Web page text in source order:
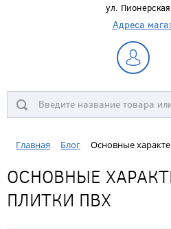
ул.
Адреса
Главная Блог Основные
ОСНОВНЫЕ
ПЛИТКИ ПВХ